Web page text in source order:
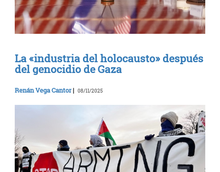
La «industria del holocausto» después
del genocidio de Gaza
Renán Vega Cantor| 08/11/2025